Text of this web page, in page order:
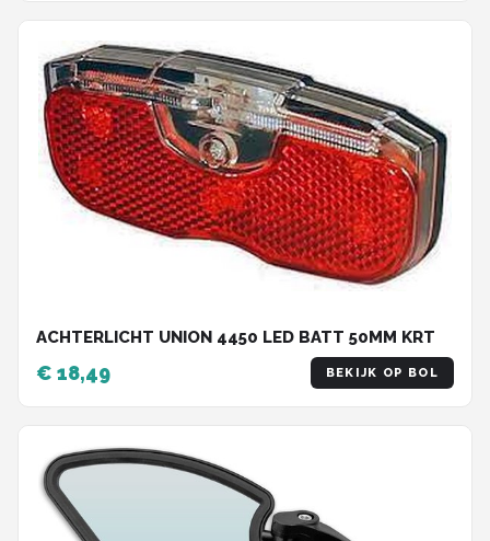
ACHTERLICHT UNION 4450 LED BATT 50MM KRT
€ 18,49 BEKIJK OP BOL